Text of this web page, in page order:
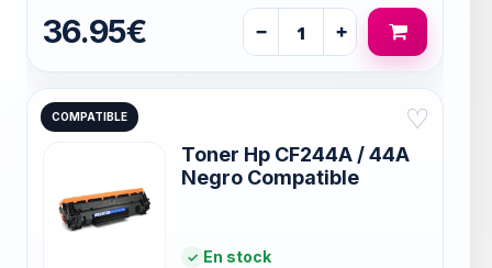
36.95€ − +
COMPATIBLE ♡
Toner Hp CF244A / 44A
Negro Compatible
En stock